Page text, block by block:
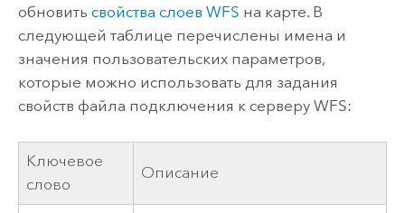
обновить свойства слоев WFS на карте. В
следующей таблице перечислены имена и
значения пользовательских параметров,
которые можно использовать для задания
свойств файла подключения к серверу WFS:
Ключевое
слово
Описание